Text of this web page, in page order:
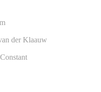
der Klaauw